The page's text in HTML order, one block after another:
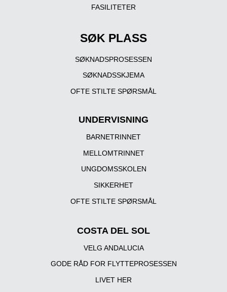
FASILITETER
SØK PLASS
SØKNADSPROSESSEN
SØKNADSSKJEMA
OFTE STILTE SPØRSMÅL
UNDERVISNING
BARNETRINNET
MELLOMTRINNET
UNGDOMSSKOLEN
SIKKERHET
OFTE STILTE SPØRSMÅL
COSTA DEL SOL
VELG ANDALUCIA
GODE RÅD FOR FLYTTEPROSESSEN
LIVET HER